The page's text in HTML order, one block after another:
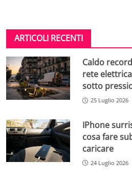
ARTICOLI RECENTI
Caldo
rete
sotto
25 Luglio 2026
IPhone
cosa fare
caricare
24 Luglio 2026